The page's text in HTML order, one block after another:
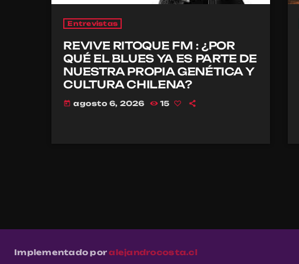
Entrevistas
REVIVE RITOQUE FM : ¿POR
QUÉ EL BLUES YA ES PARTE DE
NUESTRA PROPIA GENÉTICA Y
CULTURA CHILENA?
today agosto 6, 2026 15
Implementado poralejandrocosta.cl